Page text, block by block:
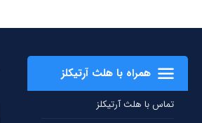
همراه با هلث آرتیکلز
تماس با هلث آرتیکلز